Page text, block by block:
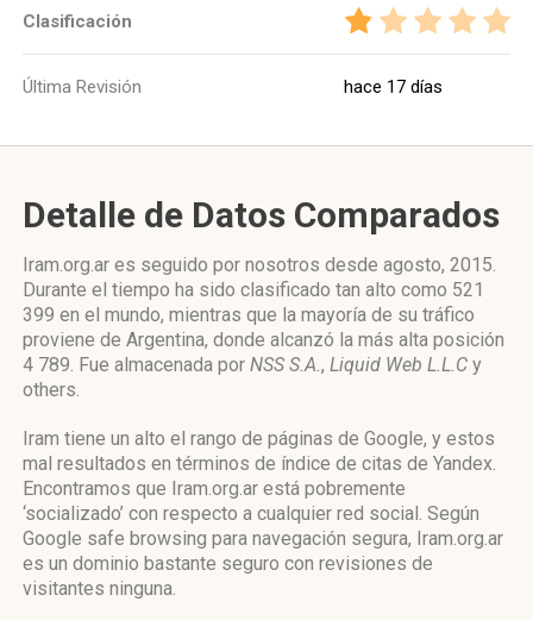
Clasificación
Última Revisión hace 17 días
Detalle de Datos Comparados
Iram.org.ar es seguido por nosotros desde agosto, 2015.
Durante el tiempo ha sido clasificado tan alto como 521
399 en el mundo, mientras que la mayoría de su tráfico
proviene de Argentina, donde alcanzó la más alta posición
4 789. Fue almacenada por NSS S.A., Liquid Web L.L.C y
others.
Iram tiene un alto el rango de páginas de Google, y estos
mal resultados en términos de índice de citas de Yandex.
Encontramos que Iram.org.ar está pobremente
‘socializado’ con respecto a cualquier red social. Según
Google safe browsing para navegación segura, Iram.org.ar
es un dominio bastante seguro con revisiones de
visitantes ninguna.